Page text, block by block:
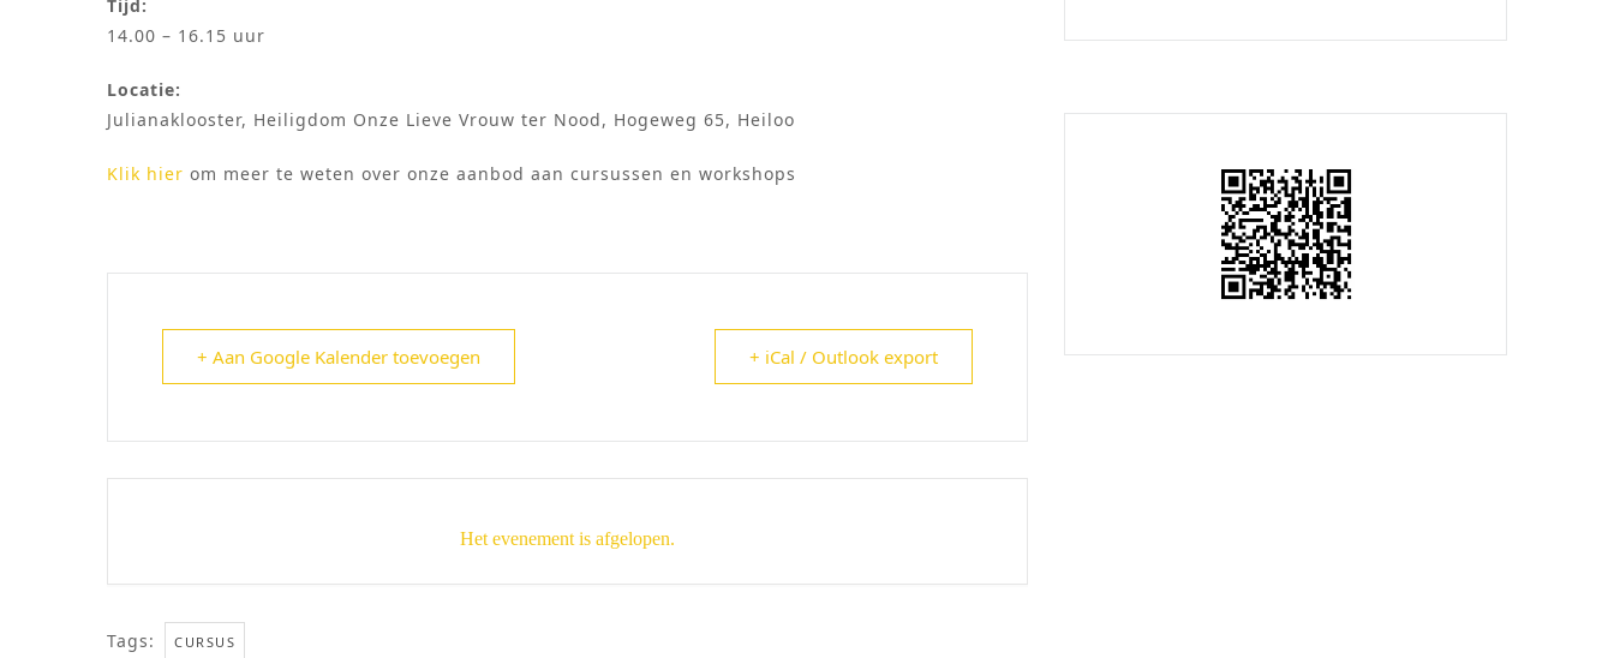
Tijd:
14.00 – 16.15 uur
Locatie:
Julianaklooster, Heiligdom Onze Lieve Vrouw ter Nood, Hogeweg 65, Heiloo
Klik hier om meer te weten over onze aanbod aan cursussen en workshops
+ Aan Google Kalender toevoegen + iCal / Outlook export
Het evenement is afgelopen.
Tags: CURSUS